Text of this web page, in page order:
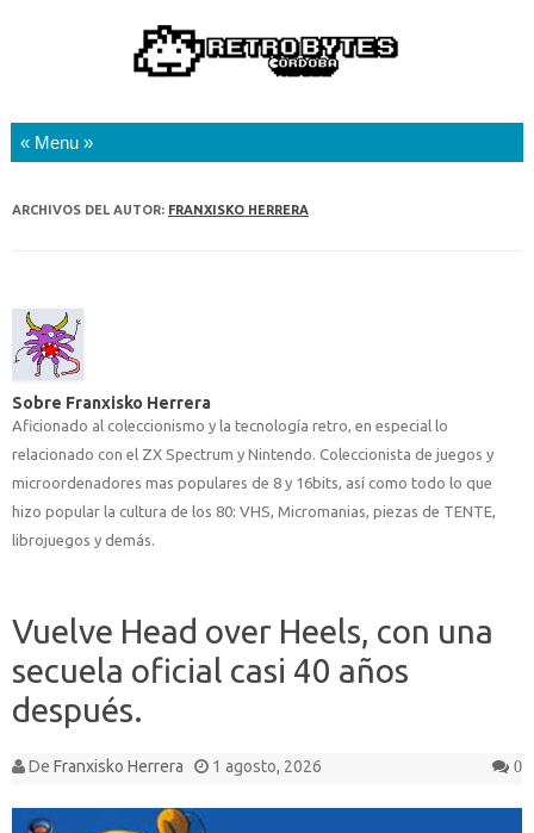
Saltar al contenido
ARCHIVOS DEL AUTOR: FRANXISKO HERRERA
Sobre Franxisko Herrera
Aficionado al coleccionismo y la tecnología retro, en especial lo
relacionado con el ZX Spectrum y Nintendo. Coleccionista de juegos y
microordenadores mas populares de 8 y 16bits, así como todo lo que
hizo popular la cultura de los 80: VHS, Micromanias, piezas de TENTE,
librojuegos y demás.
Vuelve Head over Heels, con una
secuela oficial casi 40 años
después.
De Franxisko Herrera 1 agosto, 2026 0